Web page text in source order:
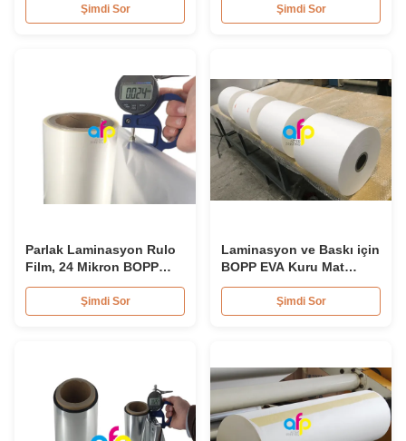
Şimdi Sor
termal laminat rulo
Şimdi Sor
Parlak Laminasyon Rulo
Film, 24 Mikron BOPP
Laminasyon Filmi 445mm
* 3000m RuloŞimdi Sor
Laminasyon ve Baskı için
BOPP EVA Kuru Mat
Laminasyon Rulosu
YumuşakŞimdi Sor